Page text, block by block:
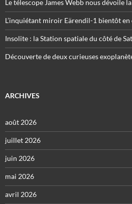
Le télescope James Webb nous dévoile
L’inquiétant miroir Eärendil-1 bientôt en
Insolite : la Station spatiale du côté de
Découverte de deux curieuses
ARCHIVES
août 2026
juillet 2026
juin 2026
mai 2026
avril 2026